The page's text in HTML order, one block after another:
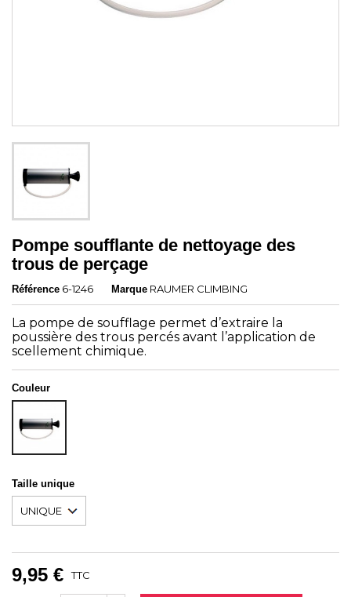
Pompe soufflante de nettoyage des
trous de perçage
Référence 6-1246 Marque RAUMER CLIMBING
La pompe de soufflage permet d’extraire la
poussière des trous percés avant l’application de
scellement chimique.
Couleur
Taille unique
9,95 € TTC